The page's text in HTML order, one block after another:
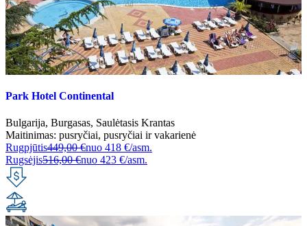
Park Hotel Continental
Bulgarija, Burgasas, Saulėtasis Krantas
Maitinimas: pusryčiai, pusryčiai ir vakarienė
Rugpjūtis449,00 €nuo 418 €/asm.
Rugsėjis516,00 €nuo 423 €/asm.